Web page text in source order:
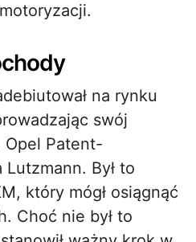
na rynku
swój
Opel Patent-
Był to
który mógł osiągnąć
Choć nie był to